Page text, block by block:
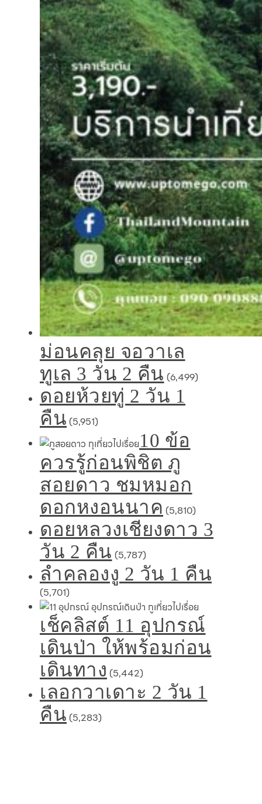
ม่อนคลุย จอวาเล
ทูเล 3 วัน 2 คืน (6,499)
ดอยห้วยทู่ 2 วัน 1
คืน (5,951)
10 ข้อ
ควรรู้ก่อนพิชิต ภู
สอยดาว ชมหมอก
ดอกหงอนนาค (5,810)
ดอยหลวงเชียงดาว 3
วัน 2 คืน (5,787)
ลำคลองงู 2 วัน 1 คืน
(5,701)
เช็คลิสต์ 11 อุปกรณ์
เดินป่า ให้พร้อมก่อน
เดินทาง (5,442)
เลอกวาเดาะ 2 วัน 1
คืน (5,283)